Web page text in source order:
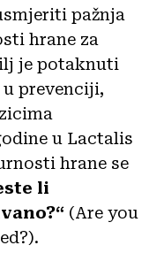
pažnja
hrane za
je potaknuti
prevenciji,
u Lactalis
hrane se
li
(Are you